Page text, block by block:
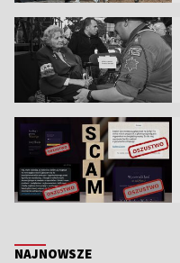
NAJNOWSZE